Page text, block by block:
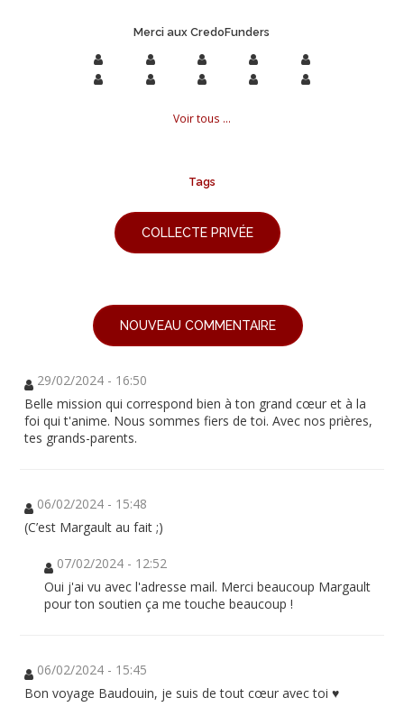
Merci aux CredoFunders
Voir tous ...
Tags
COLLECTE PRIVÉE
NOUVEAU COMMENTAIRE
29/02/2024 - 16:50
Belle mission qui correspond bien à ton grand cœur et à la
foi qui t'anime. Nous sommes fiers de toi. Avec nos prières,
tes grands-parents.
06/02/2024 - 15:48
(C’est Margault au fait ;)
07/02/2024 - 12:52
Oui j'ai vu avec l'adresse mail. Merci beaucoup Margault
pour ton soutien ça me touche beaucoup !
06/02/2024 - 15:45
Bon voyage Baudouin, je suis de tout cœur avec toi ♥️